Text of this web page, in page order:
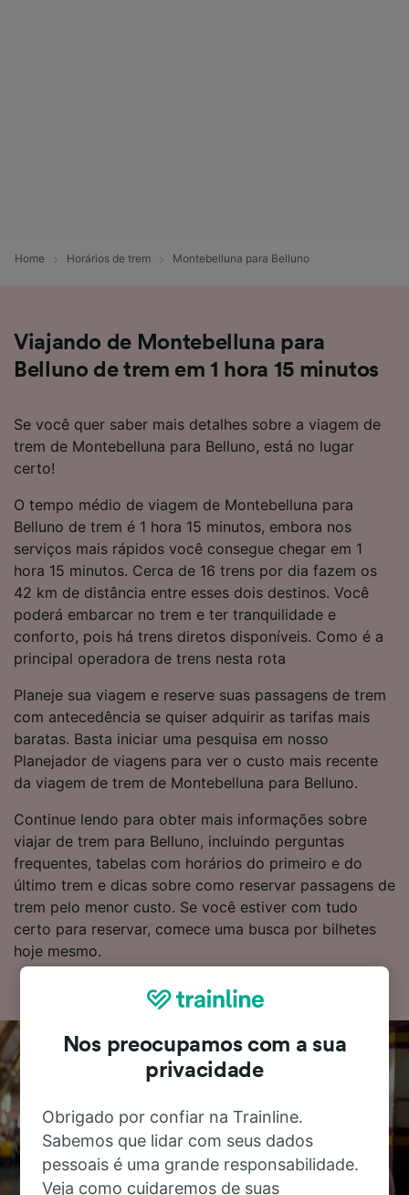
Home Horários de trem Montebelluna para Belluno
Viajando de Montebelluna para
Belluno de trem em 1 hora 15 minutos
Se você quer saber mais detalhes sobre a viagem de
trem de Montebelluna para Belluno, está no lugar
certo!
O tempo médio de viagem de Montebelluna para
Belluno de trem é 1 hora 15 minutos, embora nos
serviços mais rápidos você consegue chegar em 1
hora 15 minutos. Cerca de 16 trens por dia fazem os
42 km de distância entre esses dois destinos. Você
poderá embarcar no trem e ter tranquilidade e
conforto, pois há trens diretos disponíveis. Como é a
principal operadora de trens nesta rota
Planeje sua viagem e reserve suas passagens de trem
com antecedência se quiser adquirir as tarifas mais
baratas. Basta iniciar uma pesquisa em nosso
Planejador de viagens para ver o custo mais recente
da viagem de trem de Montebelluna para Belluno.
Continue lendo para obter mais informações sobre
viajar de trem para Belluno, incluindo perguntas
frequentes, tabelas com horários do primeiro e do
último trem e dicas sobre como reservar passagens de
trem pelo menor custo. Se você estiver com tudo
certo para reservar, comece uma busca por bilhetes
hoje mesmo.
Nos preocupamos com a sua
privacidade
Obrigado por confiar na Trainline.
Sabemos que lidar com seus dados
pessoais é uma grande responsabilidade.
Veja como cuidaremos de suas